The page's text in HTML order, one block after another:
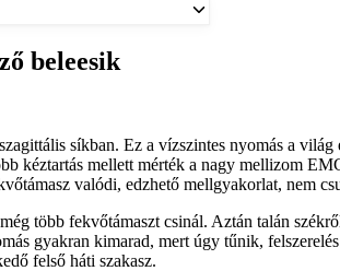
beleesik
síkban. Ez a vízszintes nyomás a
mellett mérték a nagy mellizom
valódi, edzhető mellgyakorlat, nem
több fekvőtámaszt csinál. Aztán talán
gyakran kimarad, mert úgy tűnik,
felső háti szakasz.